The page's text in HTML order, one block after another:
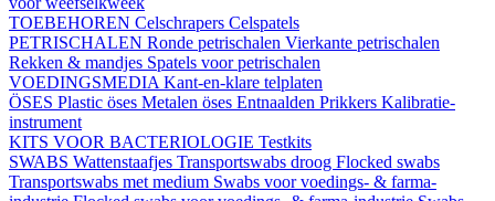
TOEBEHOREN Celschrapers Celspatels
PETRISCHALEN Ronde petrischalen Vierkante petrischalen
Rekken & mandjes Spatels voor petrischalen
VOEDINGSMEDIA Kant-en-klare telplaten
ÖSES Plastic öses Metalen öses Entnaalden Prikkers Kalibratie-
instrument
KITS VOOR BACTERIOLOGIE Testkits
SWABS Wattenstaafjes Transportswabs droog Flocked swabs
Transportswabs met medium Swabs voor voedings- & farma-